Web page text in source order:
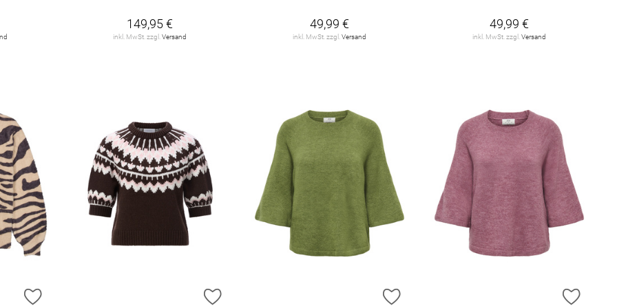
149,95 €
inkl. MwSt. zzgl.Versand
49,99 €
inkl. MwSt. zzgl.Versand
49,99 €
inkl. MwSt. zzgl.Versand
ZUR WUNSCHLISTE HINZUFÜGEN ZUR WUNSCHLISTE HINZUFÜGEN ZUR